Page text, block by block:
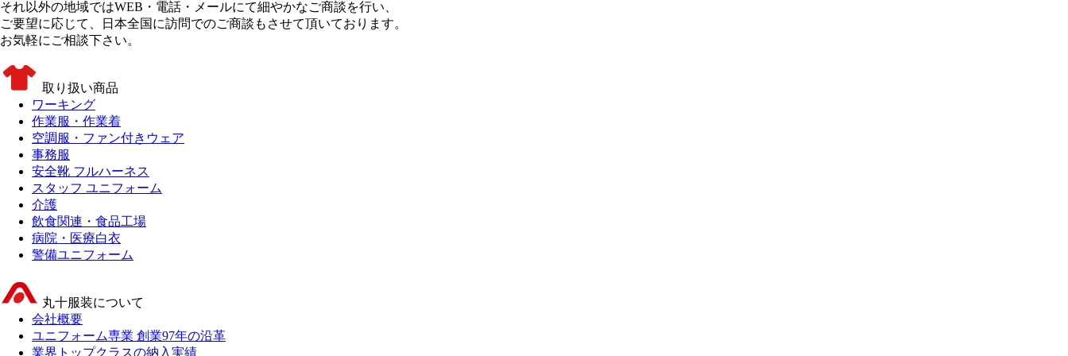
それ以外の地域ではWEB・電話・メールにて細やかなご商談を行い、
ご要望に応じて、日本全国に訪問でのご商談もさせて頂いております。
お気軽にご相談下さい。
取り扱い商品
ワーキング
作業服・作業着
空調服・ファン付きウェア
事務服
安全靴 フルハーネス
スタッフ ユニフォーム
介護
飲食関連・食品工場
病院・医療白衣
警備ユニフォーム
丸十服装について
会社概要
ユニフォーム専業 創業97年の沿革
業界トップクラスの納入実績